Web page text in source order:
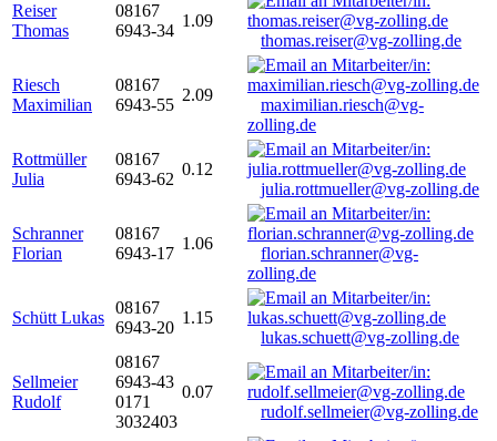
Reiser
Thomas
08167
6943-34
1.09
thomas.reiser@vg-zolling.de
Riesch
Maximilian
08167
6943-55
2.09
maximilian.riesch@vg-
zolling.de
Rottmüller
Julia
08167
6943-62
0.12
julia.rottmueller@vg-zolling.de
Schranner
Florian
08167
6943-17
1.06
florian.schranner@vg-
zolling.de
Schütt Lukas
08167
6943-20
1.15
lukas.schuett@vg-zolling.de
Sellmeier
Rudolf
08167
6943-43
0171
3032403
0.07
rudolf.sellmeier@vg-zolling.de